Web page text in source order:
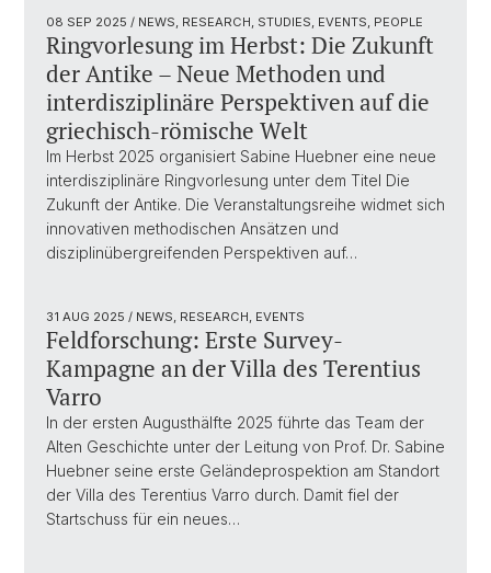
08 SEP 2025 / NEWS, RESEARCH, STUDIES, EVENTS, PEOPLE
Ringvorlesung im Herbst: Die Zukunft
der Antike – Neue Methoden und
interdisziplinäre Perspektiven auf die
griechisch-römische Welt
Im Herbst 2025 organisiert Sabine Huebner eine neue
interdisziplinäre Ringvorlesung unter dem Titel Die
Zukunft der Antike. Die Veranstaltungsreihe widmet sich
innovativen methodischen Ansätzen und
disziplinübergreifenden Perspektiven auf…
31 AUG 2025 / NEWS, RESEARCH, EVENTS
Feldforschung: Erste Survey-
Kampagne an der Villa des Terentius
Varro
In der ersten Augusthälfte 2025 führte das Team der
Alten Geschichte unter der Leitung von Prof. Dr. Sabine
Huebner seine erste Geländeprospektion am Standort
der Villa des Terentius Varro durch. Damit fiel der
Startschuss für ein neues…